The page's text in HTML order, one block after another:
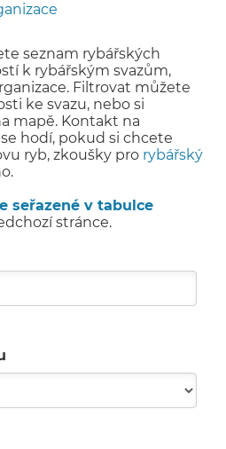
seznam rybářských
k rybářským svazům,
Filtrovat můžete
ke svazu, nebo si
mapě. Kontakt na
hodí, pokud si chcete
ryb, zkoušky pro rybářský
seřazené v tabulce
stránce.